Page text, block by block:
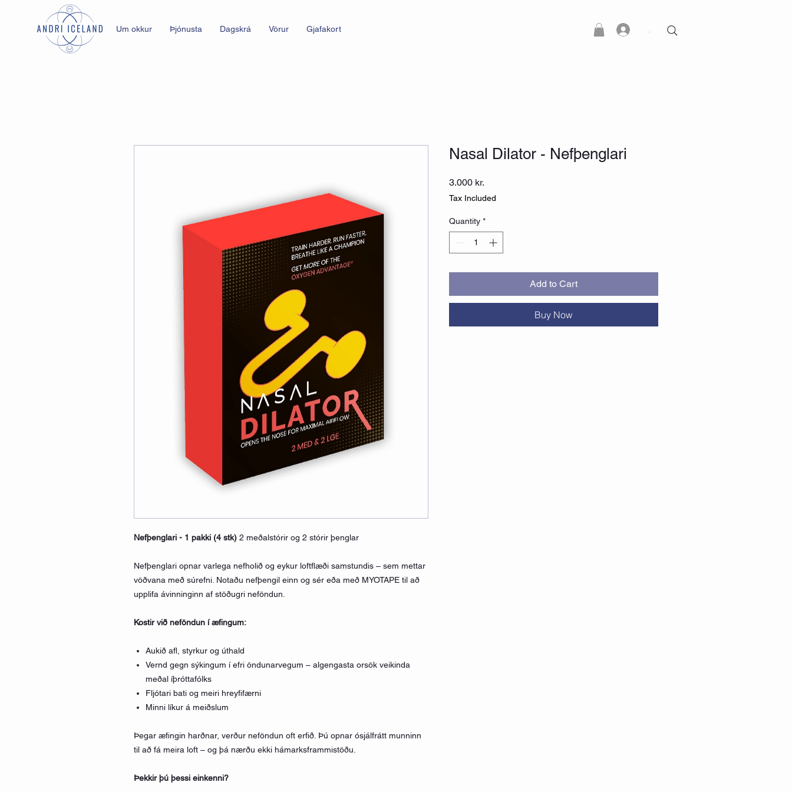
Um okkur Þjónusta Dagskrá Vörur Gjafakort
Nefþenglari - 1 pakki (4 stk) 2 meðalstórir og 2 stórir þenglar
Nefþenglari opnar varlega nefholið og eykur loftflæði samstundis – sem mettar
vöðvana með súrefni. Notaðu nefþengil einn og sér eða með MYOTAPE til að
upplifa ávinninginn af stöðugri neföndun.
Kostir við neföndun í æfingum:
Aukið afl, styrkur og úthald
Vernd gegn sýkingum í efri öndunarvegum – algengasta orsök veikinda
meðal íþróttafólks
Fljótari bati og meiri hreyfifærni
Minni líkur á meiðslum
Þegar æfingin harðnar, verður neföndun oft erfið. Þú opnar ósjálfrátt munninn
til að fá meira loft – og þá nærðu ekki hámarksframmistöðu.
Þekkir þú þessi einkenni?
Nasal Dilator - Nefþenglari
3.000 kr.
Tax Included
Quantity *
Add to Cart
Buy Now